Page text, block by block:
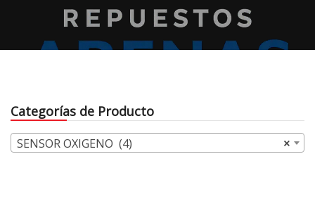
Categorías de Producto
×
SENSOR OXIGENO (4)